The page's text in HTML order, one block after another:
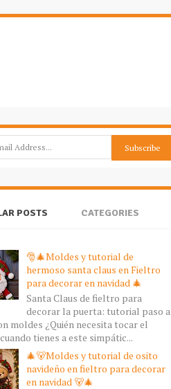
POSTS CATEGORIES
🎅🎄Moldes y tutorial de
hermoso santa claus en Fieltro
para decorar en navidad 🎄
Santa Claus de fieltro para
decorar la puerta: tutorial paso a
moldes ¿Quién necesita tocar el
tienes a este simpátic...
🎄🐻Moldes y tutorial de osito
navideño en fieltro para decorar
en navidad 🐻🎄